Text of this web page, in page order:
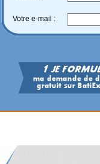
Votre e-mail :